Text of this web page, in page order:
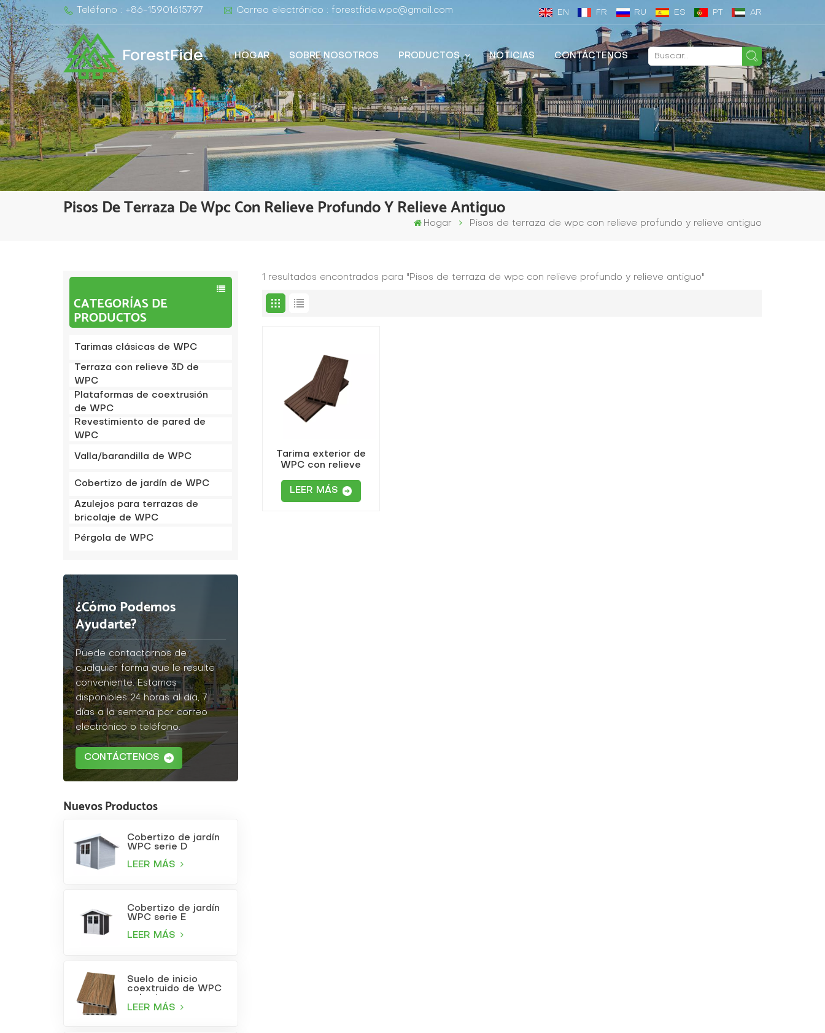
Teléfono : +86-15901615797 Correo electrónico : forestfide.wpc@gmail.com EN FR RU ES PT AR
ForestFide HOGAR SOBRE NOSOTROS PRODUCTOS NOTICIAS CONTÁCTENOS
Pisos De Terraza De Wpc Con Relieve Profundo Y Relieve Antiguo
Hogar Pisos de terraza de wpc con relieve profundo y relieve antiguo
CATEGORÍAS DE
PRODUCTOS
Tarimas clásicas de WPC
Terraza con relieve 3D de
WPC
Plataformas de coextrusión
de WPC
Revestimiento de pared de
WPC
Valla/barandilla de WPC
Cobertizo de jardín de WPC
Azulejos para terrazas de
bricolaje de WPC
Pérgola de WPC
¿Cómo Podemos
Ayudarte?
Puede contactarnos de
cualquier forma que le resulte
conveniente. Estamos
disponibles 24 horas al día, 7
días a la semana por correo
electrónico o teléfono.
CONTÁCTENOS
Nuevos Productos
Cobertizo de jardín
WPC serie D
LEER MÁS
Cobertizo de jardín
WPC serie E
LEER MÁS
Suelo de inicio
coextruido de WPC
LEER MÁS
1 resultados encontrados para "Pisos de terraza de wpc con relieve profundo y relieve antiguo"
Tarima exterior de
WPC con relieve
LEER MÁS